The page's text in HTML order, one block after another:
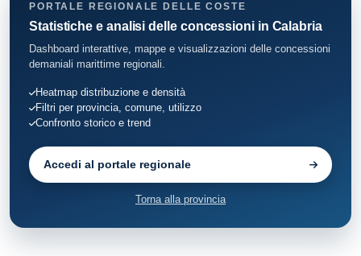
Fiumefreddo Bruzio
Fuscaldo
Guardia Piemontese
Longobardi 5
Montegiordano 18
PORTALE REGIONALE DELLE COSTE
Statistiche e analisi delle concessioni in Calabria
Dashboard interattive, mappe e visualizzazioni delle concessioni
demaniali marittime regionali.
Heatmap distribuzione e densità
Filtri per provincia, comune, utilizzo
Confronto storico e trend
Accedi al portale regionale
Torna alla provincia